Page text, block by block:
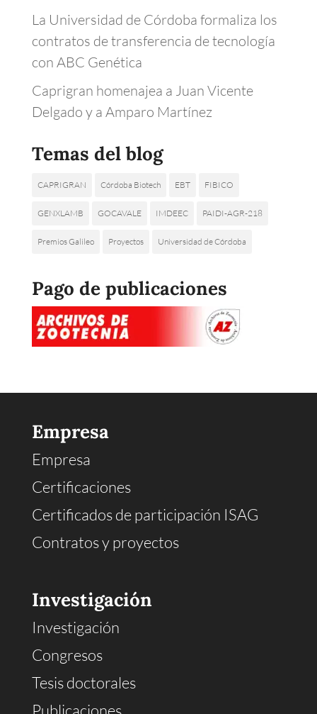
La Universidad de Córdoba formaliza los
contratos de transferencia de tecnología
con ABC Genética
Caprigran homenajea a Juan Vicente
Delgado y a Amparo Martínez
Temas del blog
CAPRIGRAN Córdoba Biotech EBT FIBICO
GENXLAMB GOCAVALE IMDEEC PAIDI-AGR-218
Premios Galileo Proyectos Universidad de Córdoba
Pago de publicaciones
Empresa
Empresa
Certificaciones
Certificados de participación ISAG
Contratos y proyectos
Investigación
Investigación
Congresos
Tesis doctorales